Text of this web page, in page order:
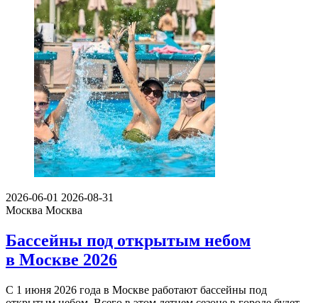
2026-06-01 2026-08-31
Москва Москва
Бассейны под открытым небом
в Москве 2026
С 1 июня 2026 года в Москве работают бассейны под